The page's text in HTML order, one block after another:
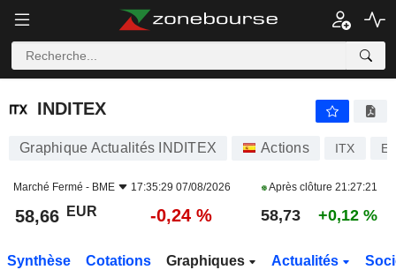
INDITEX
INDITEX
Graphique Actualités INDITEX Actions ITX
Marché Fermé - BME 17:35:29 07/08/2026 Après clôture 21:27:21
58,66 EUR -0,24 % 58,73 +0,12 %
Synthèse Cotations Graphiques Actualités